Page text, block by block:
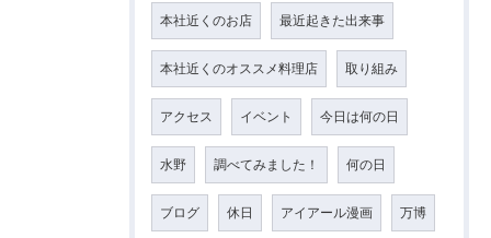
本社近くのお店 最近起きた出来事
本社近くのオススメ料理店 取り組み
アクセス イベント 今日は何の日
水野 調べてみました！ 何の日
ブログ 休日 アイアール漫画 万博